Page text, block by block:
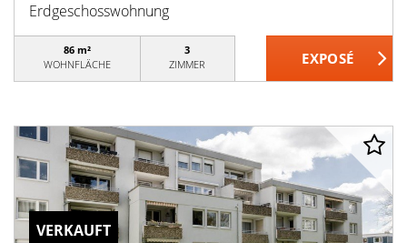
Erdgeschosswohnung
86 m²
WOHNFLÄCHE
3
ZIMMER
VERKAUFT